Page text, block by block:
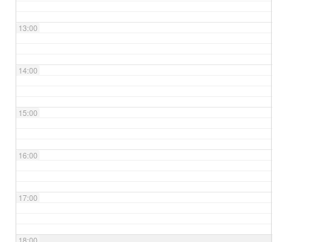
13:00
14:00
15:00
16:00
17:00